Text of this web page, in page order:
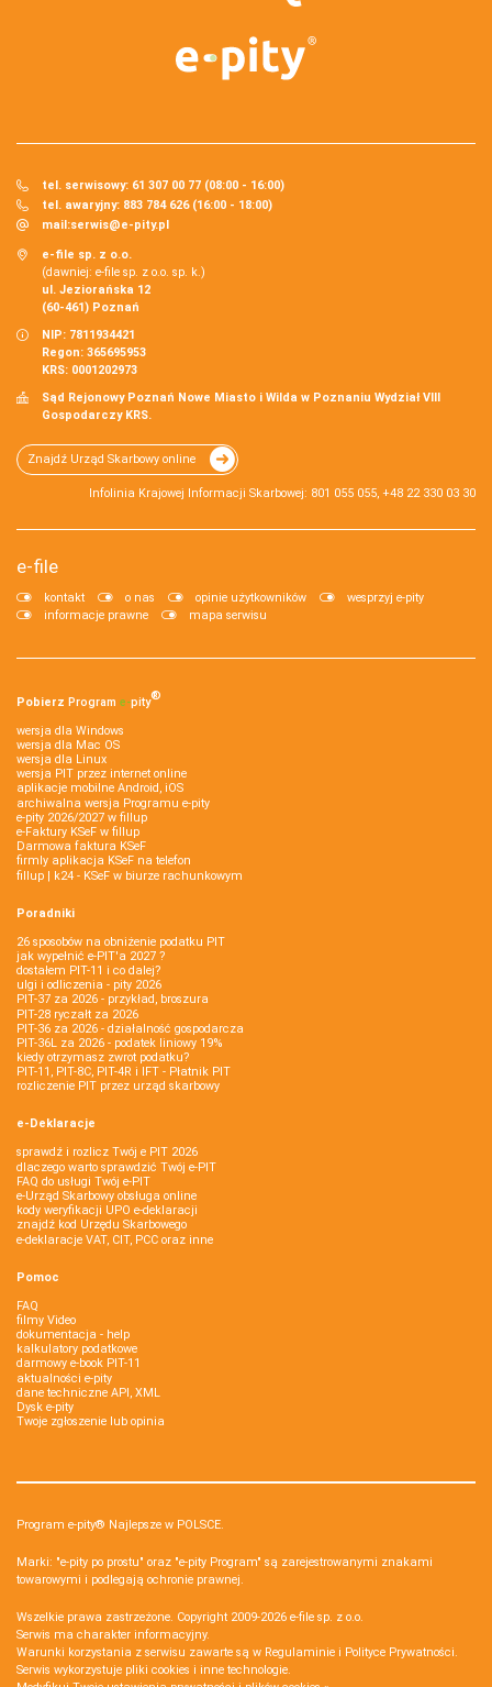
tel. serwisowy: 61 307 00 77 (08:00 - 16:00)
tel. awaryjny: 883 784 626 (16:00 - 18:00)
mail:serwis@e-pity.pl
e-file sp. z o.o.
(dawniej: e-file sp. z o.o. sp. k.)
ul. Jeziorańska 12
(60-461) Poznań
NIP: 7811934421
Regon: 365695953
KRS: 0001202973
Sąd Rejonowy Poznań Nowe Miasto i Wilda w Poznaniu Wydział VIII
Gospodarczy KRS.
Znajdź Urząd Skarbowy online
Infolinia Krajowej Informacji Skarbowej: 801 055 055, +48 22 330 03 30
e-file
kontakt o nas opinie użytkowników
wesprzyj e-pity
informacje prawne
mapa serwisu
Pobierz Program e‑pity®
wersja dla Windows
wersja dla Mac OS
wersja dla Linux
wersja PIT przez internet online
aplikacje mobilne Android, iOS
archiwalna wersja Programu e-pity
e-pity 2026/2027 w fillup
e‑Faktury KSeF w fillup
Darmowa faktura KSeF
firmly aplikacja KSeF na telefon
fillup | k24 - KSeF w biurze rachunkowym
Poradniki
26 sposobów na obniżenie podatku PIT
jak wypełnić e-PIT'a 2027 ?
dostałem PIT-11 i co dalej?
ulgi i odliczenia - pity 2026
PIT-37 za 2026 - przykład, broszura
PIT-28 ryczałt za 2026
PIT-36 za 2026 - działalność gospodarcza
PIT-36L za 2026 - podatek liniowy 19%
kiedy otrzymasz zwrot podatku?
PIT-11, PIT-8C, PIT-4R i IFT - Płatnik PIT
rozliczenie PIT przez urząd skarbowy
e-Deklaracje
sprawdź i rozlicz Twój e PIT 2026
dlaczego warto sprawdzić Twój e-PIT
FAQ do usługi Twój e-PIT
e-Urząd Skarbowy obsługa online
kody weryfikacji UPO e-deklaracji
znajdź kod Urzędu Skarbowego
e-deklaracje VAT, CIT, PCC oraz inne
Pomoc
FAQ
filmy Video
dokumentacja - help
kalkulatory podatkowe
darmowy e-book PIT-11
aktualności e-pity
dane techniczne API, XML
Dysk e-pity
Twoje zgłoszenie lub opinia
Program e-pity® Najlepsze w POLSCE.
Marki: "e-pity po prostu" oraz "e-pity Program" są zarejestrowanymi znakami
towarowymi i podlegają ochronie prawnej.
Wszelkie prawa zastrzeżone. Copyright 2009-2026 e-file sp. z o.o.
Serwis ma charakter informacyjny.
Warunki korzystania z serwisu zawarte są w Regulaminie i Polityce Prywatności.
Serwis wykorzystuje pliki cookies i inne technologie.